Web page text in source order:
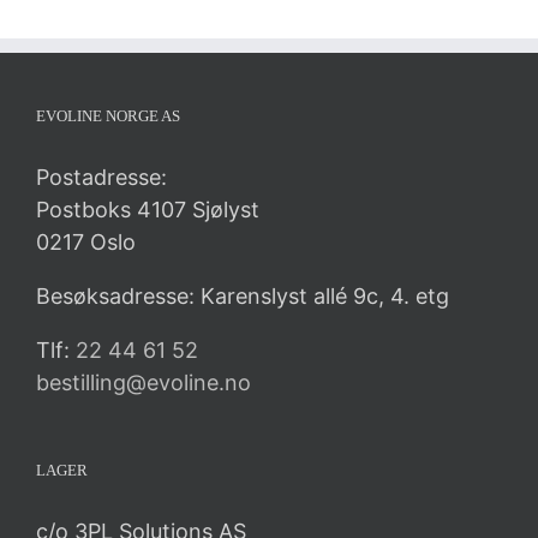
EVOLINE NORGE AS
Postadresse:
Postboks 4107 Sjølyst
0217 Oslo
Besøksadresse: Karenslyst allé 9c, 4. etg
Tlf: 22 44 61 52
bestilling@evoline.no
LAGER
c/o 3PL Solutions AS